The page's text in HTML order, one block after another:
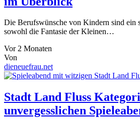
Die Berufswünsche von Kindern sind ein
sowohl die Fantasie der Kleinen…
Vor 2 Monaten
Von
dieneuefrau.net
Stadt Land Fluss
unvergesslichen